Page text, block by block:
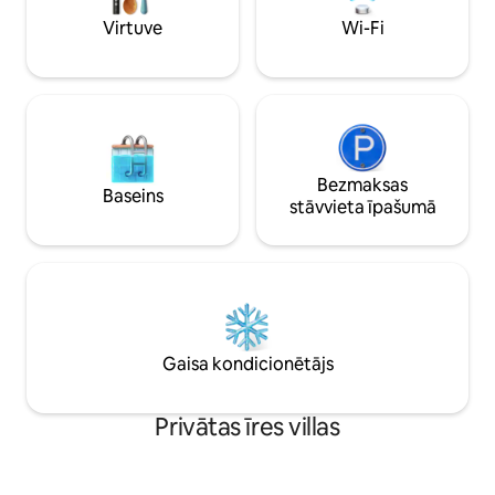
mēbelēts, mirdzoši tīrs, ar
5 guļamistabām – 1 King izmēra gulta,
gultas, ar 3 vannasistabām, virtuvi un
viss būs fantastiski!
apslēptu Harija
piemērots
Virtuve Wi-Fi
Baseins
Bezmaksas
stāvvieta īpašumā
Gaisa kondicionētājs
Privātas īres villas